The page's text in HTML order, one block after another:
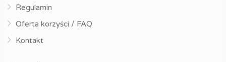
Regulamin
Oferta korzyści / FAQ
Kontakt